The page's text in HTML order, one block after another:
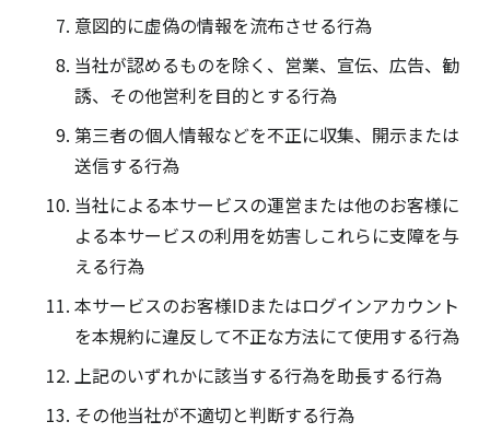
意図的に虚偽の情報を流布させる行為
当社が認めるものを除く、営業、宣伝、広告、勧
誘、その他営利を目的とする行為
第三者の個人情報などを不正に収集、開示または
送信する行為
当社による本サービスの運営または他のお客様に
よる本サービスの利用を妨害しこれらに支障を与
える行為
本サービスのお客様IDまたはログインアカウント
を本規約に違反して不正な方法にて使用する行為
上記のいずれかに該当する行為を助長する行為
その他当社が不適切と判断する行為